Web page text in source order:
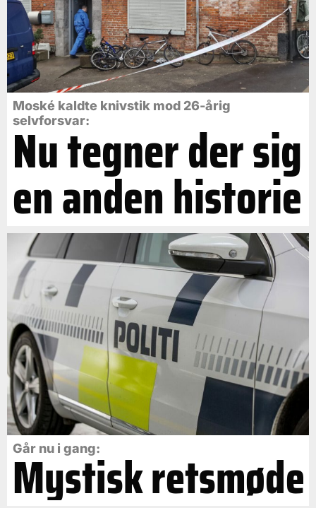
Moské kaldte knivstik mod 26-årig
selvforsvar:
Nu tegner der sig
en anden historie
Går nu i gang:
Mystisk retsmøde